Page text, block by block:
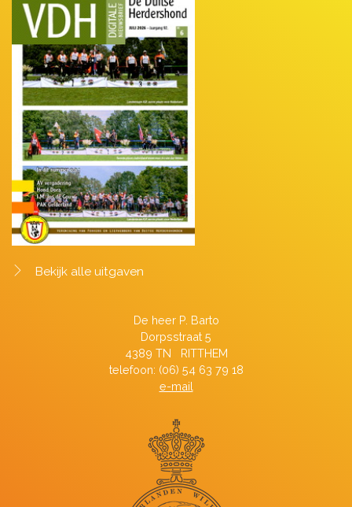
Bekijk alle uitgaven
De heer P. Barto
Dorpsstraat 5
4389 TN RITTHEM
telefoon: (06) 54 63 79 18
e-mail